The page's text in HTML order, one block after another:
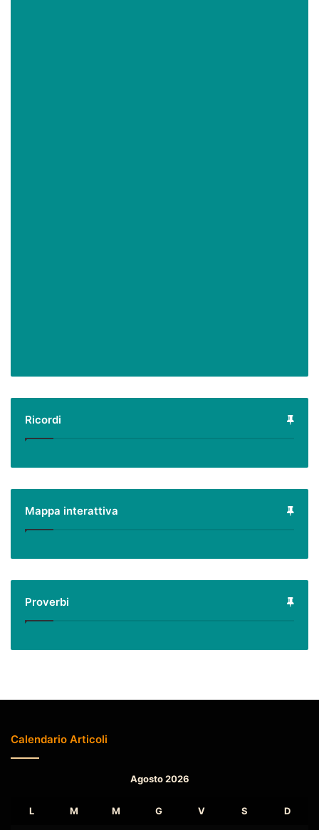
Ricordi
Mappa interattiva
Proverbi
Calendario Articoli
Agosto 2026
L M M G V S D